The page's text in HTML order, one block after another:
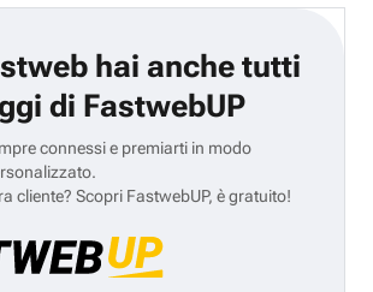
hai anche tutti
di FastwebUP
connessi e premiarti in modo
cliente? Scopri FastwebUP, è gratuito!